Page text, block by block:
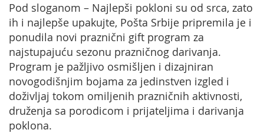
Pod sloganom – Najlepši pokloni su od srca, zato
ih i najlepše upakujte, Pošta Srbije pripremila je i
ponudila novi praznični gift program za
najstupajuću sezonu prazničnog darivanja.
Program je pažljivo osmišljen i dizajniran
novogodišnjim bojama za jedinstven izgled i
doživljaj tokom omiljenih prazničnih aktivnosti,
druženja sa porodicom i prijateljima i darivanja
poklona.